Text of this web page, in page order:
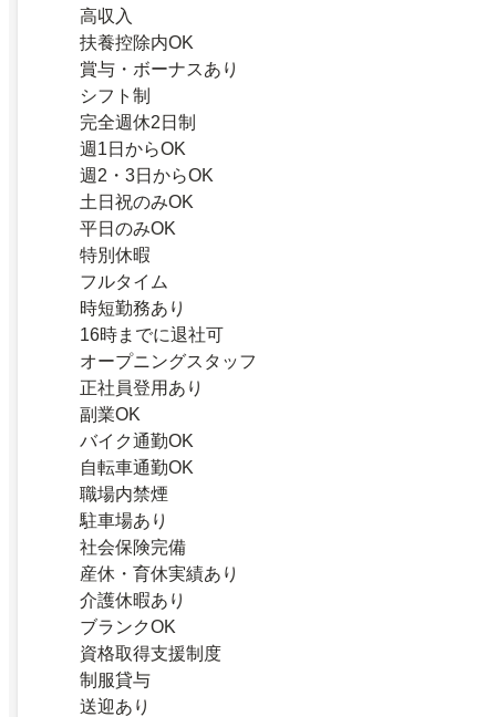
高収入
扶養控除内OK
賞与・ボーナスあり
シフト制
完全週休2日制
週1日からOK
週2・3日からOK
土日祝のみOK
平日のみOK
特別休暇
フルタイム
時短勤務あり
16時までに退社可
オープニングスタッフ
正社員登用あり
副業OK
バイク通勤OK
自転車通勤OK
職場内禁煙
駐車場あり
社会保険完備
産休・育休実績あり
介護休暇あり
ブランクOK
資格取得支援制度
制服貸与
送迎あり